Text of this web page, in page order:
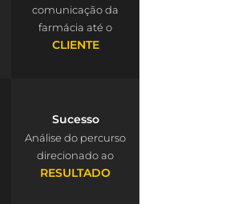
comunicação da
farmácia até o
CLIENTE
Sucesso
Análise do percurso
direcionado ao
RESULTADO